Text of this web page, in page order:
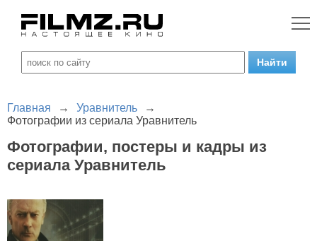
Главная → Уравнитель
→
Фотографии из сериала Уравнитель
Фотографии, постеры и кадры из
сериала Уравнитель